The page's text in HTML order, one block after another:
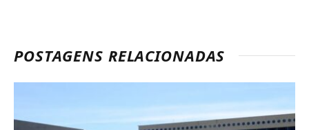
POSTAGENS RELACIONADAS